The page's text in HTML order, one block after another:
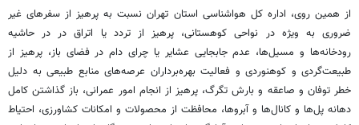
از همین روی، اداره کل هواشناسی استان تهران نسبت به پرهیز از سفرهای غیر
ضروری به ویژه در نواحی کوهستانی، پرهیز از تردد یا اتراق در در حاشیه
رودخانه‌ها و مسیل‌ها، عدم جابجایی عشایر یا چرای دام در فضای باز، پرهیز از
طبیعت‌گردی و کوهنوردی و فعالیت بهره‌برداران عرصه‌های منابع طبیعی به دلیل
خطر توفان و صاعقه و بارش تگرگ، پرهیز از انجام امور عمرانی، باز گذاشتن کامل
دهانه پل‌ها و کانال‌ها و آبروها، محافظت از محصولات و امکانات کشاورزی، احتیاط